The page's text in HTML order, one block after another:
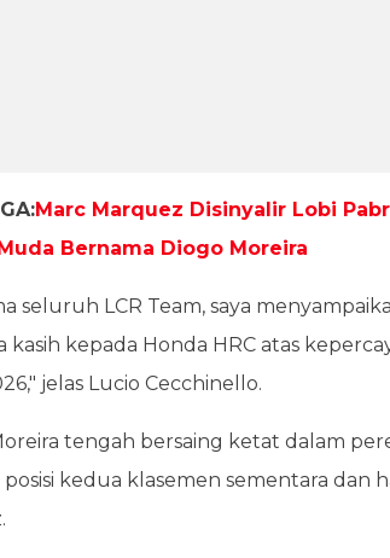
Marc Marquez Disinyalir Lobi
Bernama Diogo Moreira
seluruh LCR Team, saya
kasih kepada Honda HRC atas
jelas Lucio Cecchinello.
tengah bersaing ketat dalam
posisi kedua klasemen sementara dan